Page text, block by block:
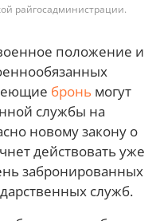
райгосадминистрации.
положение и
бронь могут
службы на
новому закону о
действовать уже
забронированных
служб.